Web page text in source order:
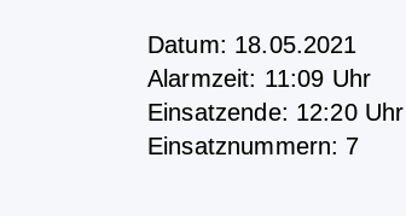
Datum: 18.05.2021
Alarmzeit: 11:09 Uhr
Einsatzende: 12:20 Uhr
Einsatznummern: 7